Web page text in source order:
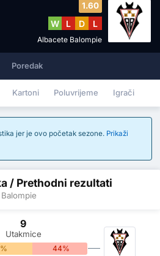
1.60
W L D L
Albacete Balompie
Poredak
Kartoni Poluvrijeme Igrači
jer je ovo početak sezone. Prikaži
/ Prethodni rezultati
9
Utakmice
44%